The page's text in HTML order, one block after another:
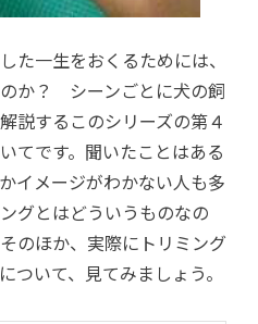
た一生をおくるためには、
か？ シーンごとに犬の飼
説するこのシリーズの第４
てです。聞いたことはある
イメージがわかない人も多
グとはどういうものなの
のほか、実際にトリミング
ついて、見てみましょう。